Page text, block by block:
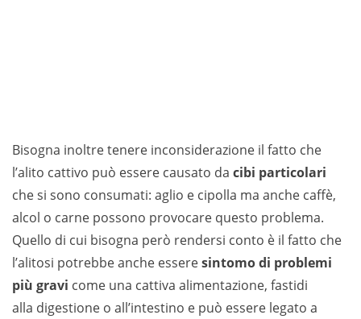
Bisogna inoltre tenere inconsiderazione il fatto che
l’alito cattivo può essere causato da cibi particolari
che si sono consumati: aglio e cipolla ma anche caffè,
alcol o carne possono provocare questo problema.
Quello di cui bisogna però rendersi conto è il fatto che
l’alitosi potrebbe anche esseresintomo di problemi
più gravi come una cattiva alimentazione, fastidi
alla digestione o all’intestino e può essere legato a